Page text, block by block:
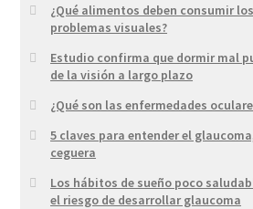
¿Qué alimentos deben consumir
problemas visuales?
Estudio confirma que dormir mal
de la visión a largo plazo
¿Qué son las enfermedades
5 claves para entender el
ceguera
Los hábitos de sueño poco
el riesgo de desarrollar glaucoma